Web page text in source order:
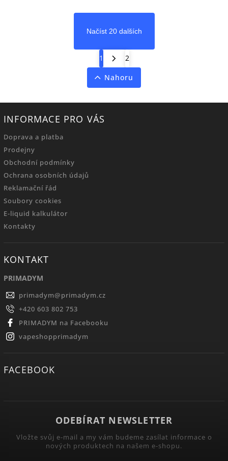
Načíst 20 dalších
1
2
Nahoru
INFORMACE PRO VÁS
Doprava a platba
Prodejny
Obchodní podmínky
Ochrana osobních údajů
Reklamační řád
Soubory cookies
E-liquid kalkulátor
Kontakty
KONTAKT
PRIMADYM
primadym@primadym.cz
+420 603 802 753
PRIMADYM na Facebooku
vapeshopprimadym
FACEBOOK
ODEBÍRAT NEWSLETTER
Vložte svůj e-mail a my vám budeme zasílat informace o
nových produktech na našem e-shopu.